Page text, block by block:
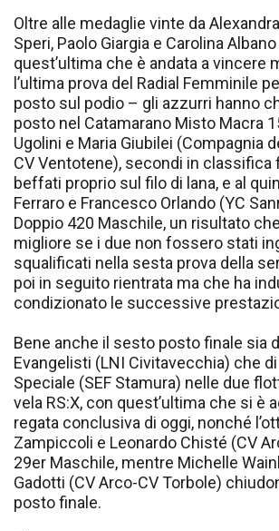
Oltre alle medaglie vinte da
Speri, Paolo Giargia e Carolina
quest’ultima che è andata a vincere
l’ultima prova del Radial Femminile
posto sul podio – gli azzurri hanno
posto nel Catamarano Misto Macra
Ugolini e Maria Giubilei (Compagnia
CV Ventotene), secondi in classifica
beffati proprio sul filo di lana, e al
Ferraro e Francesco Orlando (YC
Doppio 420 Maschile, un risultato
migliore se i due non fossero stati
squalificati nella sesta prova della
poi in seguito rientrata ma che ha
condizionato le successive
Bene anche il sesto posto finale sia
Evangelisti (LNI Civitavecchia) che di
Speciale (SEF Stamura) nelle due
vela RS:X, con quest’ultima che si è
regata conclusiva di oggi, nonché
Zampiccoli e Leonardo Chisté (CV
29er Maschile, mentre Michelle
Gadotti (CV Arco-CV Torbole)
posto finale.